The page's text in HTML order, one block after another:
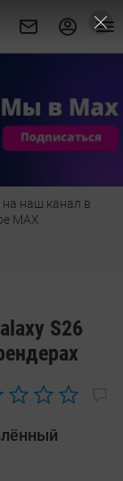
2026:
для гостиной,
S26